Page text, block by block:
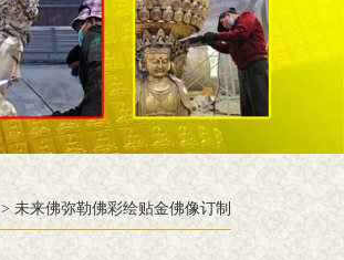
>未来佛弥勒佛彩绘贴金佛像订制